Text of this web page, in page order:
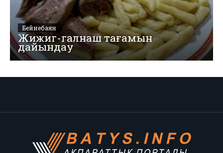
Бейнебаян
Жижиг-галнаш тағамын
дайындау